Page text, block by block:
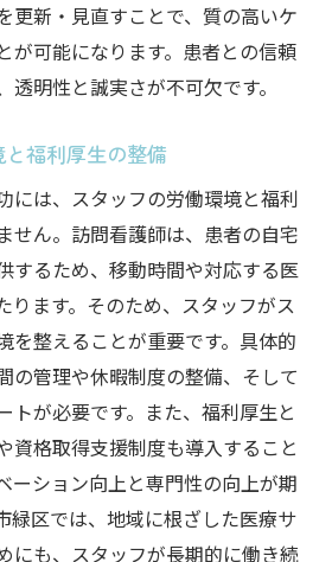
更新・見直すことで、質の高いケ
が可能になります。患者との信頼
明性と誠実さが不可欠です。
福利厚生の整備
には、スタッフの労働環境と福利
せん。訪問看護師は、患者の自宅
するため、移動時間や対応する医
ります。そのため、スタッフがス
を整えることが重要です。具体的
の管理や休暇制度の整備、そして
トが必要です。また、福利厚生と
資格取得支援制度も導入すること
ーション向上と専門性の向上が期
緑区では、地域に根ざした医療サ
にも、スタッフが長期的に働き続